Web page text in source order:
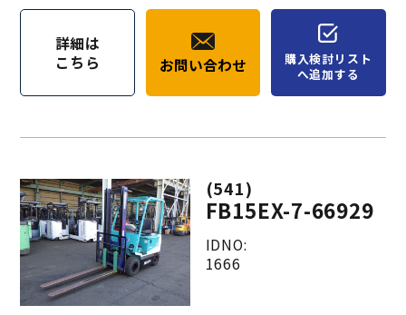
詳細は
こちら
お問い合わせ
購入検討リスト
へ追加する
(541)
FB15EX-7-66929
IDNO:
1666